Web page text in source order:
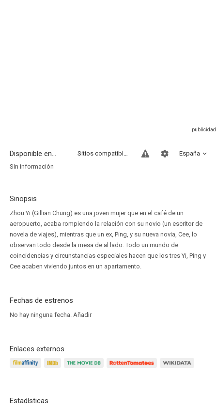
Disponible en... España
Sitios compatibles
Sin información
Sinopsis
Zhou Yi (Gillian Chung) es una joven mujer que en el café de un
aeropuerto, acaba rompiendo la relación con su novio (un escritor de
novela de viajes), mientras que un ex, Ping, y su nueva novia, Cee, lo
observan todo desde la mesa de al lado. Todo un mundo de
coincidencias y circunstancias especiales hacen que los tres Yi, Ping y
Cee acaben viviendo juntos en un apartamento.
Fechas de estrenos
No hay ninguna fecha. Añadir
Enlaces externos
Estadísticas